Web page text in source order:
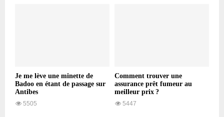
Je me lève une minette de
Badoo en étant de passage sur
Antibes
5505
Comment trouver une
assurance prêt fumeur au
meilleur prix ?
5447